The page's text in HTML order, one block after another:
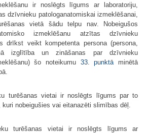
ir noslēgts līgums ar laboratoriju,
dzīvnieku patologanatomiskai izmeklēšanai,
vietā šādu telpu nav. Nobeigušos
izmeklēšanu atzītas dzīvnieku
drīkst veikt kompetenta persona (persona,
izglītība un zināšanas par dzīvnieku
šo noteikumu 33. punktā minētā
turēšanas vietai ir noslēgts līgums par to
nobeigušies vai eitanazēti slimības dēļ.
turēšanas vietai ir noslēgts līgums ar